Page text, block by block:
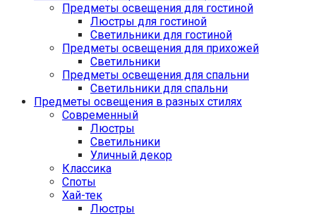
Предметы освещения для гостиной
Люстры для гостиной
Светильники для гостиной
Предметы освещения для прихожей
Светильники
Предметы освещения для спальни
Светильники для спальни
Предметы освещения в разных стилях
Cовременный
Люстры
Светильники
Уличный декор
Классика
Споты
Хай-тек
Люстры